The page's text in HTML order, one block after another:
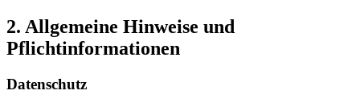
2. Allgemeine Hinweise und
Pflichtinformationen
Datenschutz